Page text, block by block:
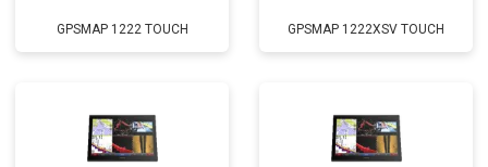
GPSMAP 1222 TOUCH GPSMAP 1222XSV TOUCH